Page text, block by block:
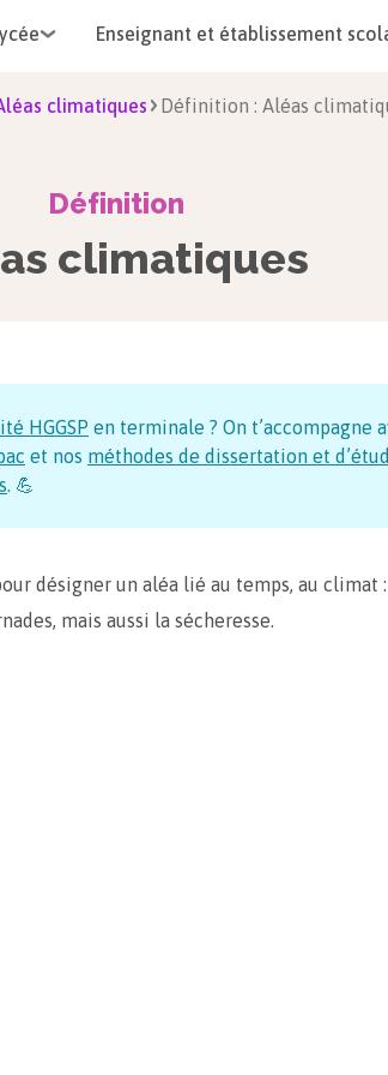
Enseignant et établissement
climatiques Définition : Aléas
Définition
climatiques
HGGSP en terminale ? On t’accompagne
et nos méthodes de dissertation et
. 💪
désigner un aléa lié au temps, au climat
mais aussi la sécheresse.